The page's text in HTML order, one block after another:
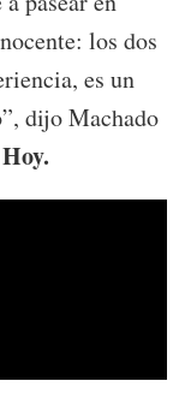
los dos
es un
dijo Machado